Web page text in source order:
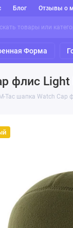
Блог Отзывы о
Форма
флис
M-Tac шапка Watch Cap